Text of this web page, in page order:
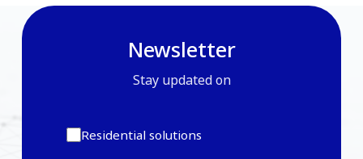
Newsletter
Stay updated on
Residential solutions